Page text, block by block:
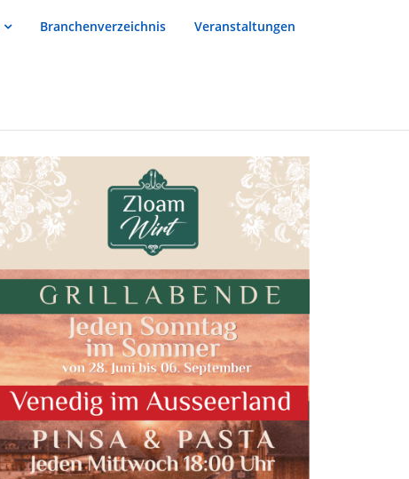
Branchenverzeichnis Veranstaltungen